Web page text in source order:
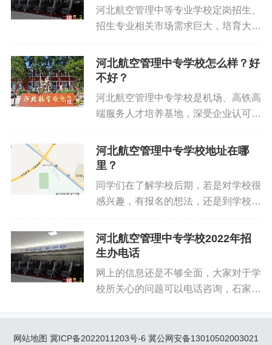
空、铁路行业发展，以教育教学为主旋
律，重视生源质量，多方面创建就业平
语教育，对接第三...
念，“夯基础，固地位，促升学，稳就
业，抓质量，求发展”，升学、就业双
美，教室宿舍装有空调，学生餐厅提供
各地美味佳肴，计算机房、图书馆、仿
真实训设备航空模拟舱、多媒体教室、
形体训练室等先进的教学设施一应俱
河北航空管理中等专业学校定岗招生、
招生专业相关市场需求巨大，培育大批
业，使学生走上高品位的工作岗位，解
除了学生就业的后顾之忧，打造出华北
名这所学校，但是不了解学校学费以及
其他收费标准，石家庄技工学校网为您
学费多少？ 河北航空管理中等专业学
校收费标准 学费 书费 保险 住宿费 杂
费 12800元/年 400...
河北航空管理中专学校怎么样？好
不好？
河北航空管理中专学校是机场、高铁高
端服务人才培养基地，深受企业认可，
步、研创结合”的教学体系，让学生能
够学到真东西，将来才能有更长远的发
北航空管理中专学校怎么样？河北航空
管理中专学校好不好？ 网河北航空管
立，具有颁发国家承认学历文凭的全日
制综合专业院校，施行全日制、寄宿
式、准军事化管理，强化礼仪及英语教
育，对接第三产业发展，校企合作，订
资就业岗位。学校不膨胀发展、定岗招
生、行业景气、市场需求巨大，培育绅
河北航空管理中专学校地址在哪
里？
同学们在了解学校后期，若是对学校很
感兴趣，有报名的想法，还是到学校实
以便到学校实地考察，石家庄技工学校
网小编为大家介绍河北航空管理中等专
专学校地址：石家庄鹿泉区石柏南大街
168号。 河北航空管理中专学校是一所
河北航空管理中专学校2022年招
生办电话
网上的信息还是不够全面，大家对于学
校所关心的问题可以电话咨询，石家庄
理中等专业学校的招生办电话情况。
河北航空管理中专学校电话：
网站地图 冀ICP备2022011203号-6 冀公网安备13010502003021